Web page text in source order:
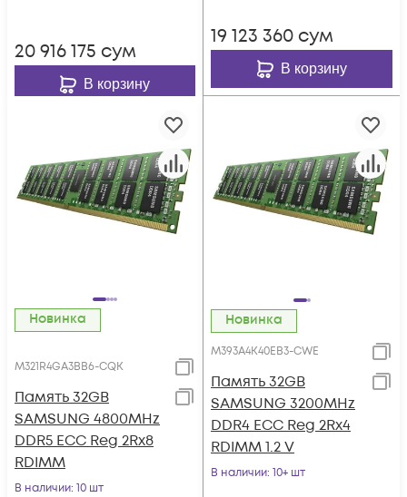
20 916 175 сум
В корзину
19 123 360 сум
В корзину
Новинка
M321R4GA3BB6-CQK
Память 32GB
SAMSUNG 4800MHz
DDR5 ECC Reg 2Rx8
RDIMM
В наличии: 10 шт
Новинка
M393A4K40EB3-CWE
Память 32GB
SAMSUNG 3200MHz
DDR4 ECC Reg 2Rx4
RDIMM 1.2 V
В наличии: 10+ шт